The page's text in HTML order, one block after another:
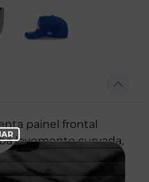
painel frontal
levemente curvada,
moderna e
a New Era® no